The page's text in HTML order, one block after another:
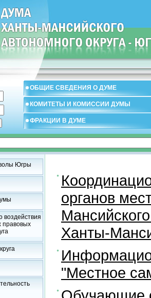
ОБЩИЕ СВЕДЕНИЯ О ДУМЕ
КОМИТЕТЫ И КОМИССИИ ДУМЫ
ФРАКЦИИ В ДУМЕ
Югры
воздействия
правовых
органов
Ханты-
"Местное